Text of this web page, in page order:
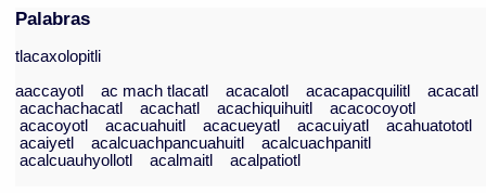
Palabras
tlacaxolopitli
aaccayotl
ac mach tlacatl acacalotl acacapacquilitl
acacatl
acachachacatl
acachatl acachiquihuitl
acacocoyotl
acacoyotl
acacuahuitl acacueyatl acacuiyatl
acahuatototl
acaiyetl
acalcuachpancuahuitl
acalcuachpanitl
acalcuauhyollotl
acalmaitl acalpatiotl